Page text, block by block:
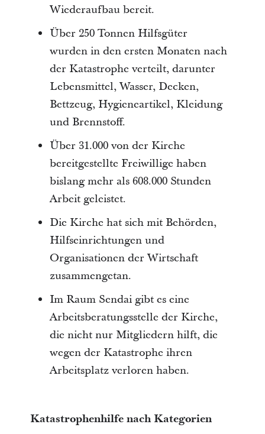
Wiederaufbau bereit.
Über 250 Tonnen Hilfsgüter
wurden in den ersten Monaten nach
der Katastrophe verteilt, darunter
Lebensmittel, Wasser, Decken,
Bettzeug, Hygieneartikel, Kleidung
und Brennstoff.
Über 31.000 von der Kirche
bereitgestellte Freiwillige haben
bislang mehr als 608.000 Stunden
Arbeit geleistet.
Die Kirche hat sich mit Behörden,
Hilfseinrichtungen und
Organisationen der Wirtschaft
zusammengetan.
Im Raum Sendai gibt es eine
Arbeitsberatungsstelle der Kirche,
die nicht nur Mitgliedern hilft, die
wegen der Katastrophe ihren
Arbeitsplatz verloren haben.
Katastrophenhilfe nach Kategorien